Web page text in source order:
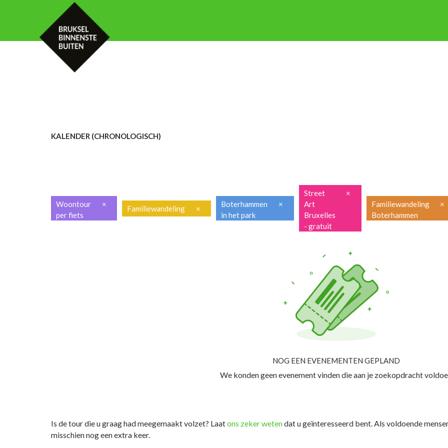
KALENDER (CHRONOLOGISCH)
Woontour
per fiets
× Familiewandeling ×
Boterhammen
in het park
×
Street
Art
Bruxelles
- gratuit
×
Familiewandeling
Boterhammen
×
NOG EEN EVENEMENTEN GEPLAND
We konden geen evenement vinden die aan je zoekopdracht
Is de tour die u graag had meegemaakt volzet? Laatons zeker wetendat u geïnteresseerd bent. Als voldoende
misschien nog een extra keer.